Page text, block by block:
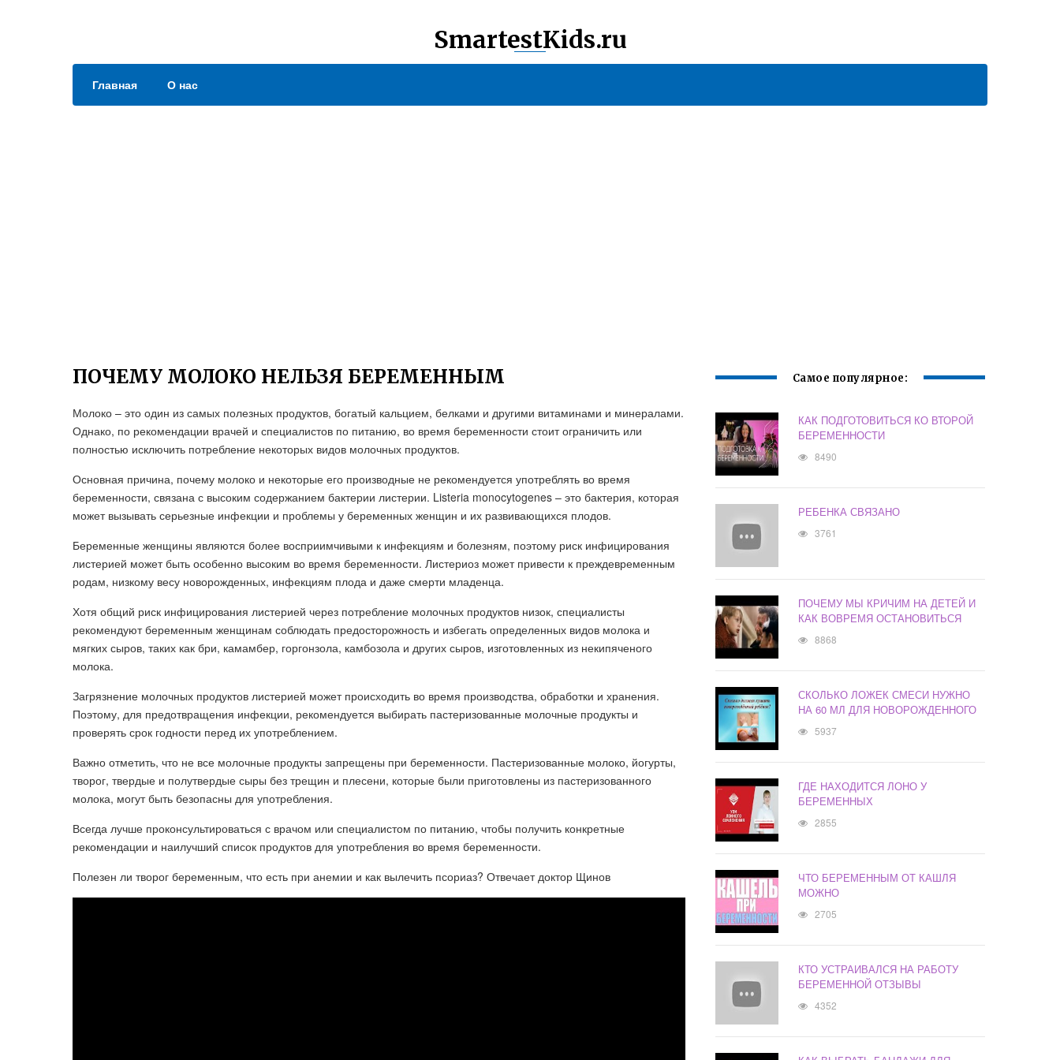
SmartestKids.ru
Главная О нас
ПОЧЕМУ МОЛОКО НЕЛЬЗЯ БЕРЕМЕННЫМ
Молоко – это один из самых полезных продуктов, богатый кальцием, белками и другими витаминами и минералами.
Однако, по рекомендации врачей и специалистов по питанию, во время беременности стоит ограничить или
полностью исключить потребление некоторых видов молочных продуктов.
Основная причина, почему молоко и некоторые его производные не рекомендуется употреблять во время
беременности, связана с высоким содержанием бактерии листерии. Listeria monocytogenes – это бактерия, которая
может вызывать серьезные инфекции и проблемы у беременных женщин и их развивающихся плодов.
Беременные женщины являются более восприимчивыми к инфекциям и болезням, поэтому риск инфицирования
листерией может быть особенно высоким во время беременности. Листериоз может привести к преждевременным
родам, низкому весу новорожденных, инфекциям плода и даже смерти младенца.
Хотя общий риск инфицирования листерией через потребление молочных продуктов низок, специалисты
рекомендуют беременным женщинам соблюдать предосторожность и избегать определенных видов молока и
мягких сыров, таких как бри, камамбер, горгонзола, камбозола и других сыров, изготовленных из некипяченого
молока.
Загрязнение молочных продуктов листерией может происходить во время производства, обработки и хранения.
Поэтому, для предотвращения инфекции, рекомендуется выбирать пастеризованные молочные продукты и
проверять срок годности перед их употреблением.
Важно отметить, что не все молочные продукты запрещены при беременности. Пастеризованные молоко, йогурты,
творог, твердые и полутвердые сыры без трещин и плесени, которые были приготовлены из пастеризованного
молока, могут быть безопасны для употребления.
Всегда лучше проконсультироваться с врачом или специалистом по питанию, чтобы получить конкретные
рекомендации и наилучший список продуктов для употребления во время беременности.
Полезен ли творог беременным, что есть при анемии и как вылечить псориаз? Отвечает доктор Щинов
Самое популярное:
КАК ПОДГОТОВИТЬСЯ КО ВТОРОЙ
БЕРЕМЕННОСТИ
8490
РЕБЕНКА СВЯЗАНО
3761
ПОЧЕМУ МЫ КРИЧИМ НА ДЕТЕЙ И
КАК ВОВРЕМЯ ОСТАНОВИТЬСЯ
8868
СКОЛЬКО ЛОЖЕК СМЕСИ НУЖНО
НА 60 МЛ ДЛЯ НОВОРОЖДЕННОГО
5937
ГДЕ НАХОДИТСЯ ЛОНО У
БЕРЕМЕННЫХ
2855
ЧТО БЕРЕМЕННЫМ ОТ КАШЛЯ
МОЖНО
2705
КТО УСТРАИВАЛСЯ НА РАБОТУ
БЕРЕМЕННОЙ ОТЗЫВЫ
4352